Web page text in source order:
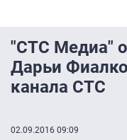
"СТС Медиа"
Дарьи
канала СТС
02.09.2016 09:09